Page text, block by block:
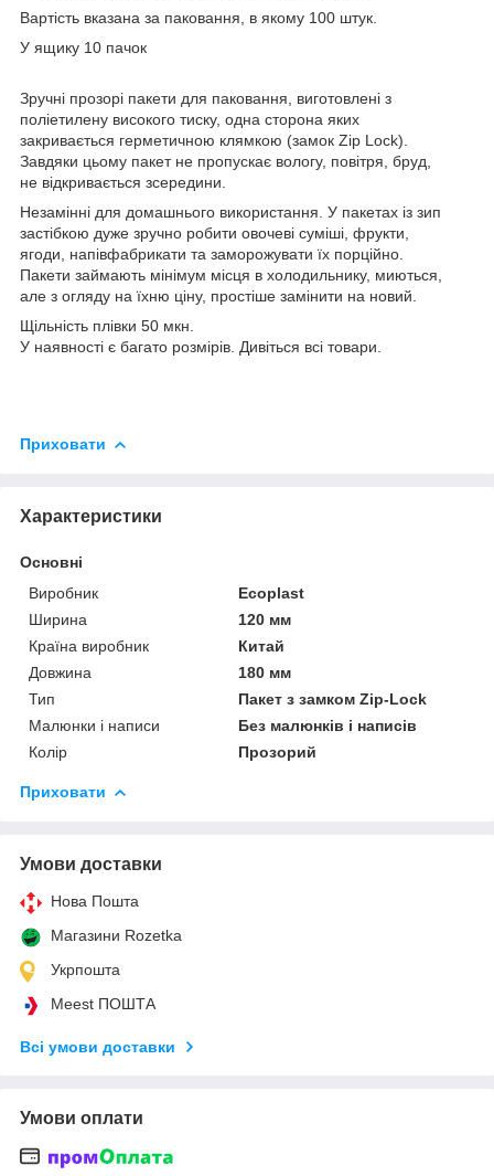
Вартість вказана за паковання, в якому 100 штук.
У ящику 10 пачок
Зручні прозорі пакети для паковання, виготовлені з
поліетилену високого тиску, одна сторона яких
закривається герметичною клямкою (замок Zip Lock).
Завдяки цьому пакет не пропускає вологу, повітря, бруд,
не відкривається зсередини.
Незамінні для домашнього використання. У пакетах із зип
застібкою дуже зручно робити овочеві суміші, фрукти,
ягоди, напівфабрикати та заморожувати їх порційно.
Пакети займають мінімум місця в холодильнику, миються,
але з огляду на їхню ціну, простіше замінити на новий.
Щільність плівки 50 мкн.
У наявності є багато розмірів. Дивіться всі товари.
Приховати
Характеристики
Основні
Виробник
Ecoplast
Ширина
120 мм
Країна виробник
Китай
Довжина
180 мм
Тип
Пакет з замком Zip-Lock
Малюнки і написи
Без малюнків і написів
Колір
Прозорий
Приховати
Умови доставки
Нова Пошта
Магазини Rozetka
Укрпошта
Meest ПОШТА
Всі умови доставки
Умови оплати